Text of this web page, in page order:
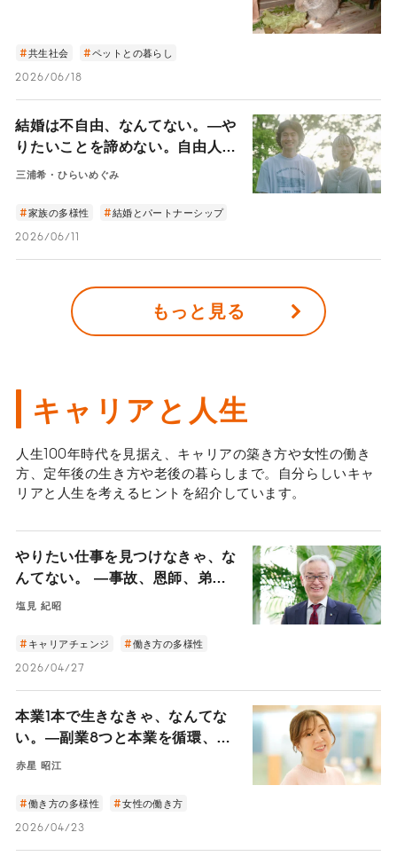
共生社会 ペットとの暮らし
2026/06/18
結婚は不自由、なんてない。—や
りたいことを諦めない。自由人で
いたい二人が「夫婦」を選んだ理
三浦希・ひらいめぐみ
家族の多様性 結婚とパートナーシップ
2026/06/11
もっと見る
キャリアと人生
人生100年時代を見据え、キャリアの築き方や女性の働き
方、定年後の生き方や老後の暮らしまで。自分らしいキャ
リアと人生を考えるヒントを紹介しています。
やりたい仕事を見つけなきゃ、な
んてない。 ―事故、恩師、弟と
の縁。「頼まれごと」から道が拓
会長の45年―
塩見 紀昭
キャリアチェンジ 働き方の多様性
2026/04/27
本業1本で生きなきゃ、なんてな
い。―副業8つと本業を循環、と
ある女性会社員の働き方の真髄―
赤星 昭江
働き方の多様性 女性の働き方
2026/04/23